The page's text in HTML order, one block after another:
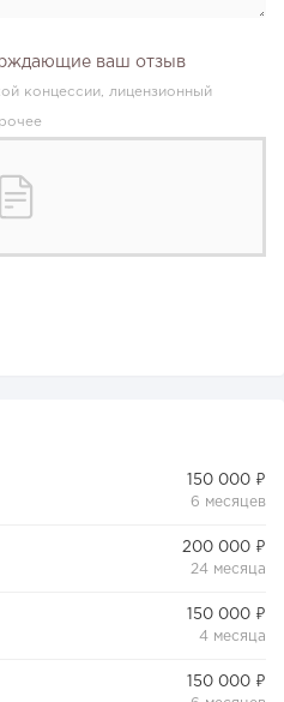
ваш отзыв
концессии, лицензионный
150 000 ₽
6 месяцев
200 000 ₽
24 месяца
150 000 ₽
4 месяца
150 000 ₽